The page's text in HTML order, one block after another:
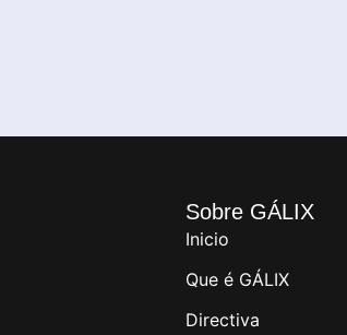
Sobre GÁLIX
Inicio
Que é GÁLIX
Directiva